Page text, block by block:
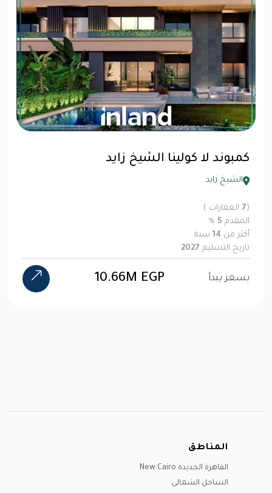
كمبوند لا كولينا الشيخ زايد
الشيخ زايد
(
7 العقارات )
المقدم 5
%
أكثر من 14 سنة
تاريخ التسليم 2027
بسعر يبدأ 10.66M EGP
المناطق
القاهرة الجديدة New Cairo
الساحل الشمالى